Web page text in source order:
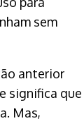
sem
anterior
significa que
Mas,